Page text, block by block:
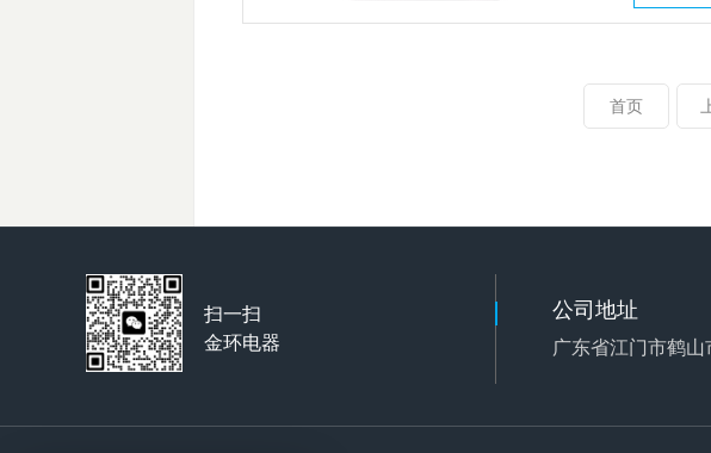
首页
扫一扫
金环电器
公司地址
广东省江门市鹤